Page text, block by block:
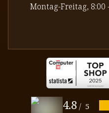
⁠Montag-Freitag, 8:00
4.8 / 5